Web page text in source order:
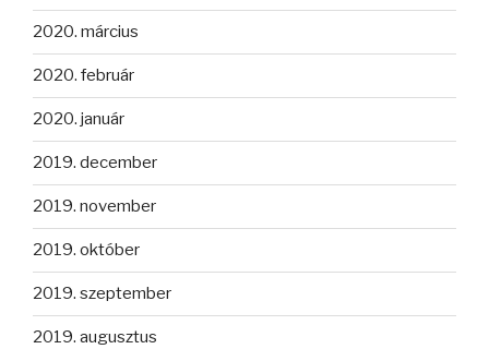
2020. március
2020. február
2020. január
2019. december
2019. november
2019. október
2019. szeptember
2019. augusztus